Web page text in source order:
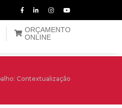
ORÇAMENTO
ONLINE
Contextualização